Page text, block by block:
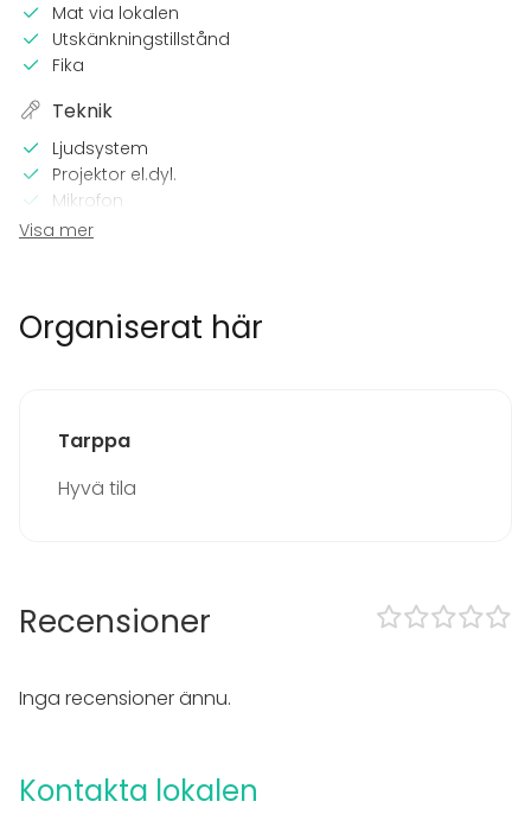
Mat via lokalen
Utskänkningstillstånd
Fika
Teknik
Ljudsystem
Projektor el.dyl.
Mikrofon
Wi-Fi
Terrass
Utrustning
Whiteboard / Blädderblock
Spa / relax / bastu
Konferens
Rekreation
Visa mer
Organiserat här
Tarppa
Hyvä tila
Recensioner
Inga recensioner ännu.
Kontakta lokalen